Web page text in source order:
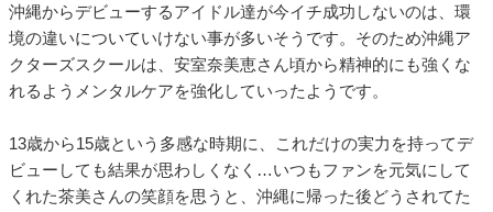
沖縄からデビューするアイドル達が今イチ成功しないのは、環
境の違いについていけない事が多いそうです。そのため沖縄ア
クターズスクールは、安室奈美恵さん頃から精神的にも強くな
れるようメンタルケアを強化していったようです。
13歳から15歳という多感な時期に、これだけの実力を持ってデ
ビューしても結果が思わしくなく…いつもファンを元気にして
くれた茶美さんの笑顔を思うと、沖縄に帰った後どうされてた